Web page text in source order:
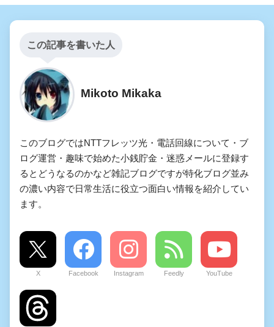
この記事を書いた人
Mikoto Mikaka
このブログではNTTフレッツ光・電話回線について・ブ
ログ運営・趣味で始めた小銭貯金・迷惑メールに登録す
るとどうなるのかなど雑記ブログですが特化ブログ並み
の濃い内容で日常生活に役立つ面白い情報を紹介してい
ます。
X Facebook Instagram Feedly YouTube